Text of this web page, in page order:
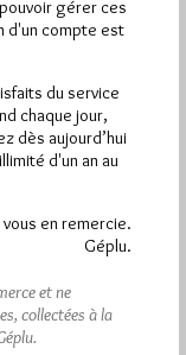
Le site a
la…
gérer ces
d'un compte est
du service
chaque jour,
dès aujourd’hui
d'un an au
vous en remercie.
Géplu.
et ne
collectées à la